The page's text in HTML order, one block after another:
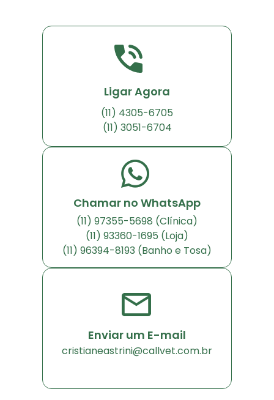
Ligar Agora
(11) 4305-6705
(11) 3051-6704
Chamar no WhatsApp
(11) 97355-5698 (Clínica)
(11) 93360-1695 (Loja)
(11) 96394-8193 (Banho e Tosa)
Enviar um E-mail
cristianeastrini@callvet.com.br